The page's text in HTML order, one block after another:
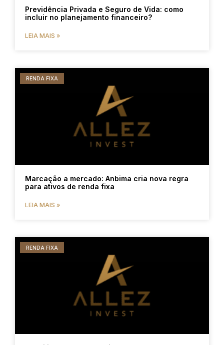
Previdência Privada e Seguro de Vida: como
incluir no planejamento financeiro?
LEIA MAIS »
RENDA FIXA
Marcação a mercado: Anbima cria nova regra
para ativos de renda fixa
LEIA MAIS »
RENDA FIXA